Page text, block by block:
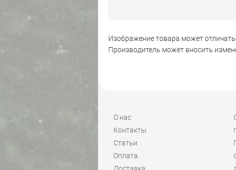
Изображение товара может
Производитель может вносить
О нас
Контакты
Статьи
Оплата